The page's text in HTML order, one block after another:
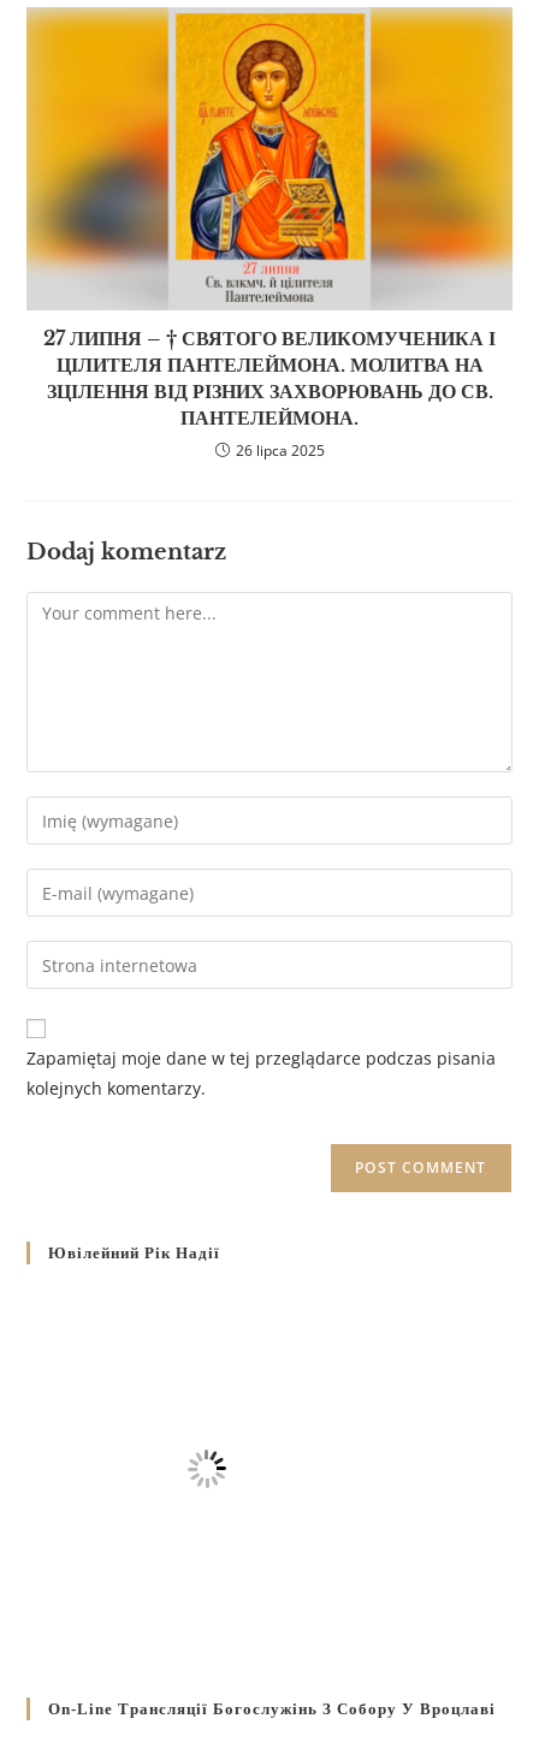
27 ЛИПНЯ – † СВЯТОГО ВЕЛИКОМУЧЕНИКА І
ЦІЛИТЕЛЯ ПАНТЕЛЕЙМОНА. МОЛИТВА НА
ЗЦІЛЕННЯ ВІД РІЗНИХ ЗАХВОРЮВАНЬ ДО СВ.
ПАНТЕЛЕЙМОНА.
26 lipca 2025
Dodaj komentarz
Zapamiętaj moje dane w tej przeglądarce podczas pisania
kolejnych komentarzy.
Ювілейний Рік Надії
On-Line Трансляції Богослужінь З Собору У Вроцлаві